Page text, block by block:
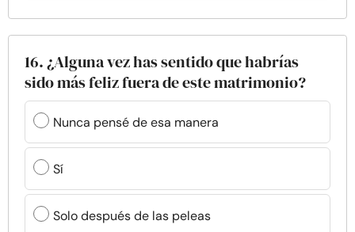
16. ¿Alguna vez has sentido que habrías
sido más feliz fuera de este matrimonio?
Nunca pensé de esa manera
Sí
Solo después de las peleas